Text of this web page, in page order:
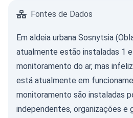
Fontes de Dados
Em aldeia urbana Sosnytsia
atualmente estão instaladas 1
monitoramento do ar, mas
está atualmente em
monitoramento são instaladas
independentes, organizações e